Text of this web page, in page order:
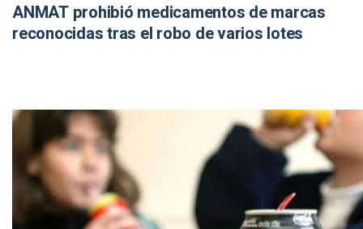
ANMAT prohibió medicamentos de marcas
reconocidas tras el robo de varios lotes